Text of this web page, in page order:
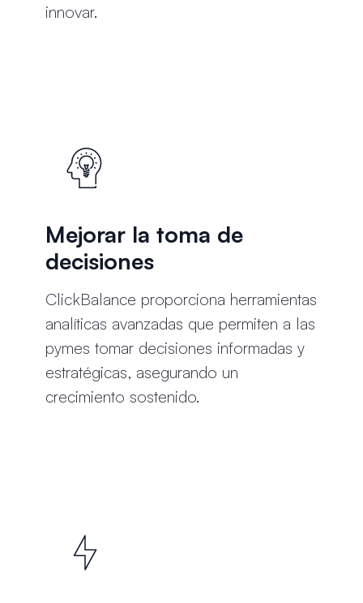
innovar.
Mejorar la toma de
decisiones
ClickBalance proporciona herramientas
analíticas avanzadas que permiten a las
pymes tomar decisiones informadas y
estratégicas, asegurando un
crecimiento sostenido.